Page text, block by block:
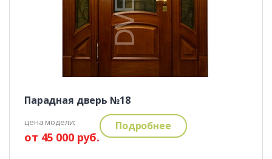
Парадная дверь №18
цена модели:
от 45 000 руб.
Подробнее